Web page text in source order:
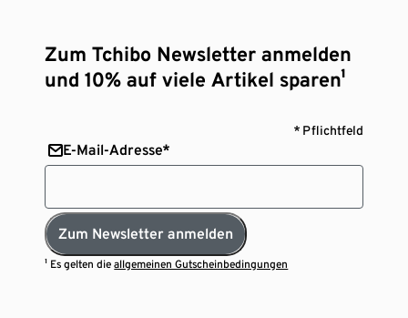
Zum Tchibo Newsletter anmelden
und 10% auf viele Artikel sparen¹
* Pflichtfeld
E-Mail-Adresse*
Zum Newsletter anmelden
¹ Es gelten dieallgemeinen Gutscheinbedingungen